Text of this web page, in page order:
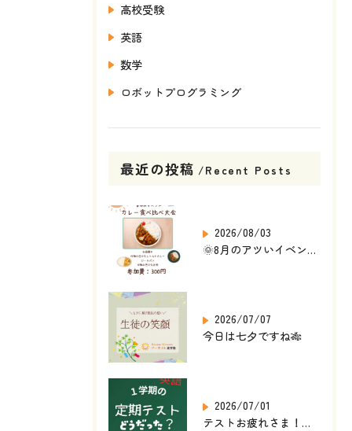
高校受験
英語
数学
ロボットプログラミング
最近の投稿 Recent Posts
2026/08/03
🌞8月のアツいイベント発表🎉
2026/07/07
今日は七夕ですね🎋
2026/07/01
テストお疲れさま！🙏✨